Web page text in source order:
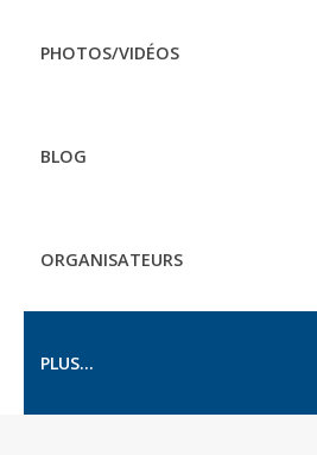
PHOTOS/VIDÉOS
BLOG
ORGANISATEURS
PLUS...